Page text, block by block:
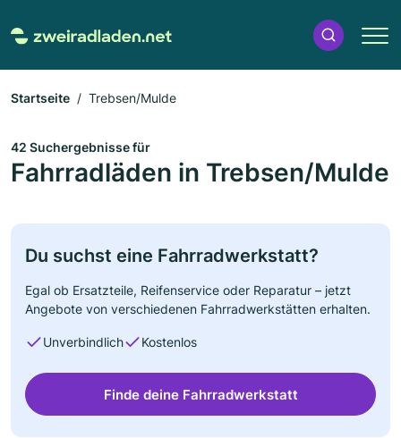
Startseite Trebsen/Mulde
42 Suchergebnisse für
Fahrradläden in Trebsen/Mulde
Du suchst eine Fahrradwerkstatt?
Egal ob Ersatzteile, Reifenservice oder Reparatur – jetzt
Angebote von verschiedenen Fahrradwerkstätten erhalten.
Unverbindlich Kostenlos
Finde deine Fahrradwerkstatt